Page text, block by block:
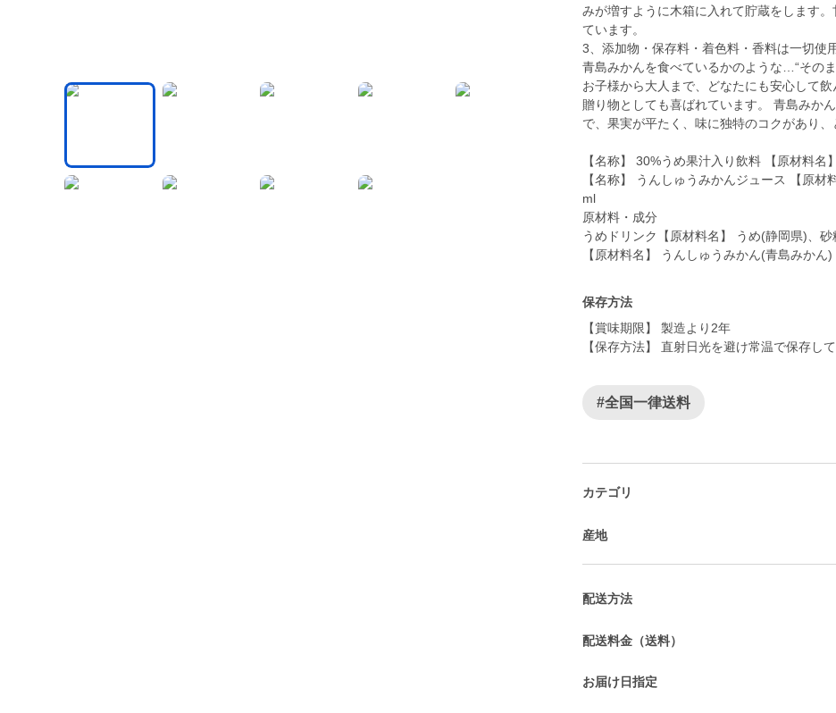
みが増すように木箱に入れて貯蔵をします
ています。
3、添加物・保存料・着色料・香料は一切使
青島みかんを食べているかのような…“その
お子様から大人まで、どなたにも安心して飲
贈り物としても喜ばれています。 青島みか
で、果実が平たく、味に独特のコクがあり、
【名称】 30%うめ果汁入り飲料 【原材料
【名称】 うんしゅうみかんジュース 【原
ml
原材料・成分
うめドリンク【原材料名】 うめ(静岡県)、
保存方法
【賞味期限】 製造より2年
#全国一律送料
カテゴリ
産地
配送方法
配送料金（送料）
お届け日指定